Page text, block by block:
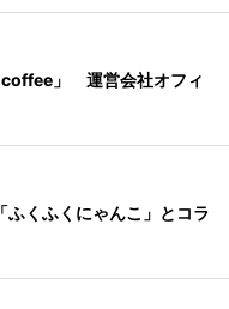
」 運営会社オフィ
ふくふくにゃんこ」とコラ